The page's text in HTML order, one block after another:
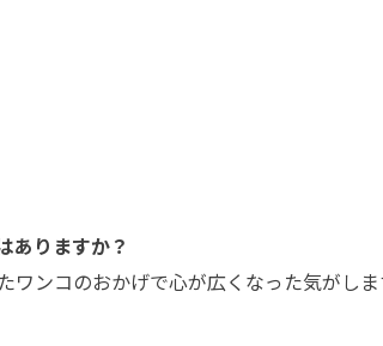
ありますか？
ンコのおかげで心が広くなった気がしま